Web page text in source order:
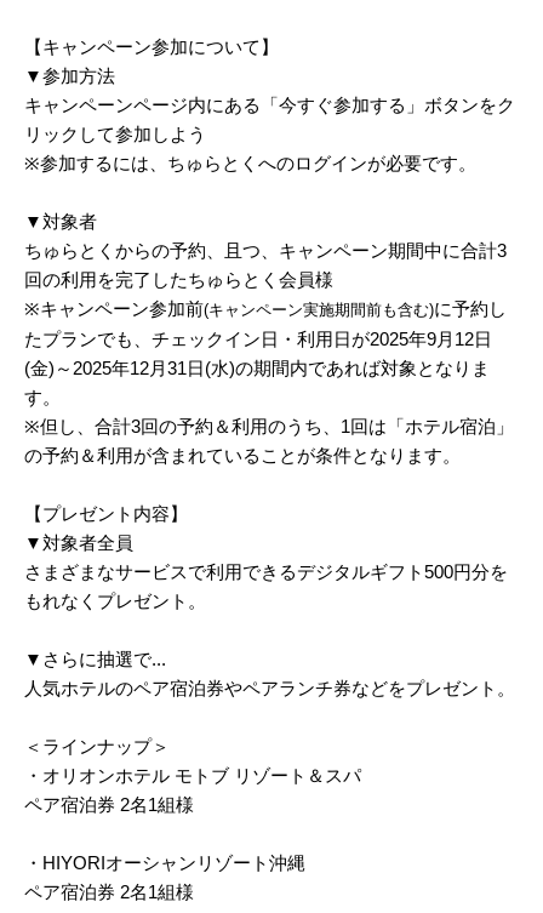
【キャンペーン参加について】
▼参加方法
キャンペーンページ内にある「今すぐ参加する」ボタンをク
リックして参加しよう
※参加するには、ちゅらとくへのログインが必要です。
▼対象者
ちゅらとくからの予約、且つ、キャンペーン期間中に合計3
回の利用を完了したちゅらとく会員様
※キャンペーン参加前(キャンペーン実施期間前も含む)に予約し
たプランでも、チェックイン日・利用日が2025年9月12日
(金)～2025年12月31日(水)の期間内であれば対象となりま
す。
※但し、合計3回の予約＆利用のうち、1回は「ホテル宿泊」
の予約＆利用が含まれていることが条件となります。
【プレゼント内容】
▼対象者全員
さまざまなサービスで利用できるデジタルギフト500円分を
もれなくプレゼント。
▼さらに抽選で...
人気ホテルのペア宿泊券やペアランチ券などをプレゼント。
＜ラインナップ＞
・オリオンホテル モトブ リゾート＆スパ
ペア宿泊券 2名1組様
・HIYORIオーシャンリゾート沖縄
ペア宿泊券 2名1組様